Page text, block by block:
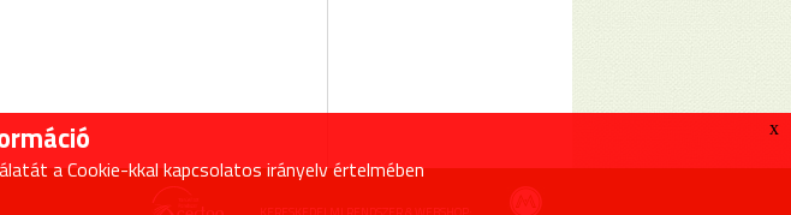
KERESKEDELMI RENDSZER & WEBSHOP:
a Cookie-kkal kapcsolatos irányelv értelmében
x